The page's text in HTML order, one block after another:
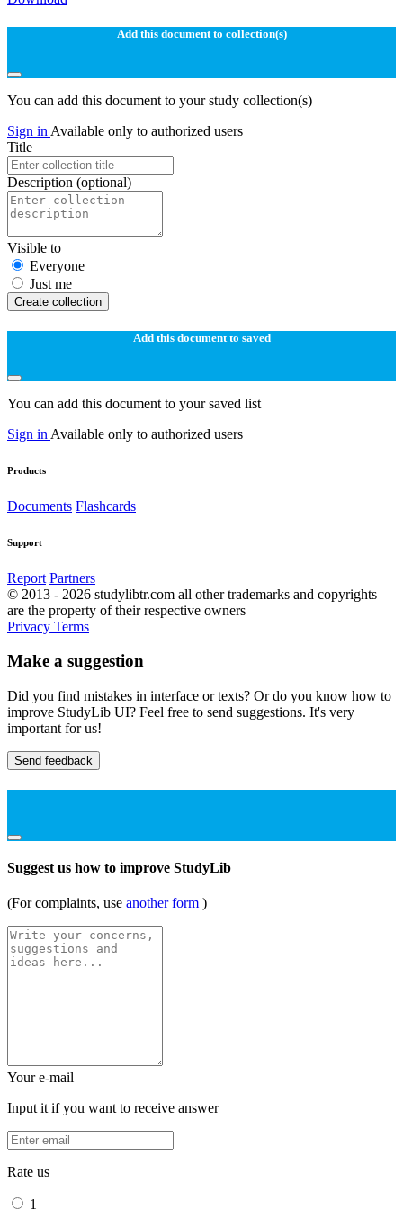
Add this document to collection(s)
You can add this document to your study collection(s)
Sign in Available only to authorized users
Title
Description (optional)
Visible to
Everyone
Just me
Create collection
Add this document to saved
You can add this document to your saved list
Sign in Available only to authorized users
Products
Documents Flashcards
Support
Report Partners
© 2013 - 2026 studylibtr.com all other trademarks and copyrights
are the property of their respective owners
Privacy Terms
Make a suggestion
Did you find mistakes in interface or texts? Or do you know how to
improve StudyLib UI? Feel free to send suggestions. It's very
important for us!
Send feedback
Suggest us how to improve StudyLib
(For complaints, use another form )
Your e-mail
Input it if you want to receive answer
Rate us
1